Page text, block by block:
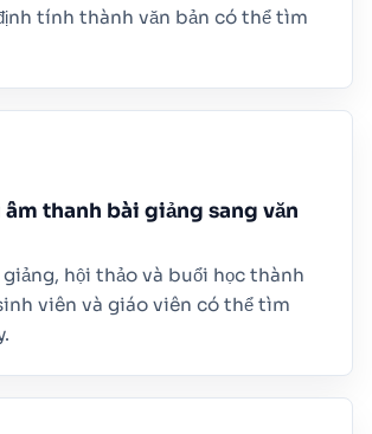
tính thành văn bản có thể tìm
âm thanh bài giảng sang văn
hội thảo và buổi học thành
viên và giáo viên có thể tìm